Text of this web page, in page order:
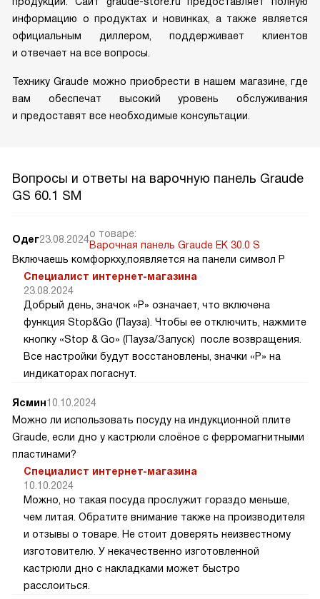
информацию о продуктах и новинках, а также является
официальным диллером, поддерживает клиентов
и отвечает на все вопросы.
Технику Graude можно приобрести в нашем магазине, где
вам обеспечат высокий уровень обслуживания
и предоставят все необходимые консультации.
Вопросы и ответы на варочную панель Graude
GS 60.1 SM
Одег23.08.2024о товаре:
Варочная панель Graude EK 30.0 S
Включаешь комфоркху,появляется на панели символ P
Специалист интернет-магазина
23.08.2024
Добрый день, значок «P» означает, что включена
функция Stop&Go (Пауза). Чтобы ее отключить, нажмите
кнопку «Stop & Go» (Пауза/Запуск) после возвращения.
Все настройки будут восстановлены, значки «Р» на
индикаторах погаснут.
Ясмин10.10.2024
Можно ли использовать посуду на индукционной плите
Graude, если дно у кастрюли слоёное с ферромагнитными
пластинами?
Специалист интернет-магазина
10.10.2024
Можно, но такая посуда прослужит гораздо меньше,
чем литая. Обратите внимание также на производителя
и отзывы о товаре. Не стоит доверять неизвестному
изготовителю. У некачественно изготовленной
кастрюли дно с накладками может быстро
расслоиться.